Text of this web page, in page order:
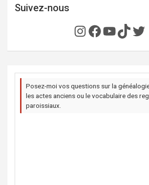
Suivez-nous
Instagram
Facebook
Posez-moi vos questions sur la
les actes anciens ou le vocabulaire des
paroissiaux.